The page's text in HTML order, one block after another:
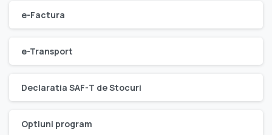
e-Factura
e-Transport
Declaratia SAF-T de Stocuri
Optiuni program